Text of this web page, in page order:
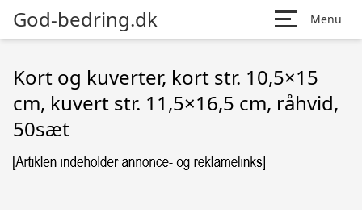
God-bedring.dk Menu
Kort og kuverter, kort str. 10,5×15
cm, kuvert str. 11,5×16,5 cm, råhvid,
50sæt